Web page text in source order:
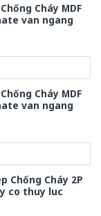
Cháy MDF
van ngang
Cháy MDF
van ngang
Chống Cháy 2P
co thuy luc